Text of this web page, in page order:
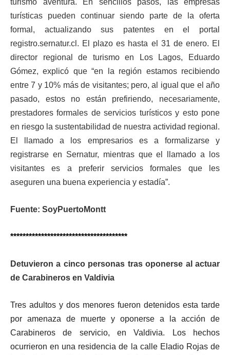
turísticas pueden continuar siendo parte de la oferta
formal, actualizando sus patentes en el portal
registro.sernatur.cl. El plazo es hasta el 31 de enero. El
director regional de turismo en Los Lagos, Eduardo
Gómez, explicó que “en la región estamos recibiendo
entre 7 y 10% más de visitantes; pero, al igual que el año
pasado, estos no están prefiriendo, necesariamente,
prestadores formales de servicios turísticos y esto pone
en riesgo la sustentabilidad de nuestra actividad regional.
El llamado a los empresarios es a formalizarse y
registrarse en Sernatur, mientras que el llamado a los
visitantes es a preferir servicios formales que les
aseguren una buena experiencia y estadía”.
Fuente: SoyPuertoMontt
**************************************
Detuvieron a cinco personas tras oponerse al actuar
de Carabineros en Valdivia
Tres adultos y dos menores fueron detenidos esta tarde
por amenaza de muerte y oponerse a la acción de
Carabineros de servicio, en Valdivia. Los hechos
ocurrieron en una residencia de la calle Eladio Rojas de